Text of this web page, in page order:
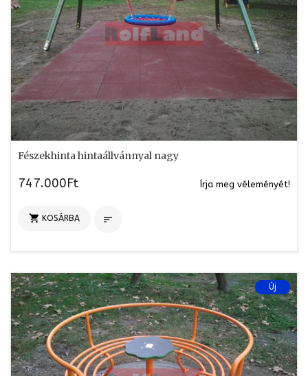
Fészekhinta hintaállvánnyal nagy
747.000Ft Írja meg véleményét!
 KOSÁRBA 
Új